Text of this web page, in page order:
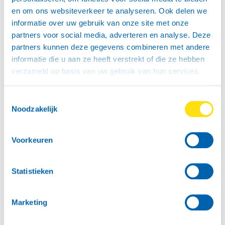
en om ons websiteverkeer te analyseren. Ook delen we
informatie over uw gebruik van onze site met onze
partners voor social media, adverteren en analyse. Deze
partners kunnen deze gegevens combineren met andere
informatie die u aan ze heeft verstrekt of die ze hebben
verzameld op basis van uw gebruik van hun services.
Noodzakelijk
Voorkeuren
Statistieken
Marketing
Met rijbewijs B:
Met een rijbewijs B mag je rijden met boedelbak van
klein en middel formaat. Soms ook met boedelbakken
van groot formaat. Hoe zit dit? Het totale gewicht van
je auto en de bak mag niet boven de 3500 kilo
uitkomen (lege gewicht + laadvermogen).
Met een rijbewijs BE mag het gecombineerde gewicht
maar let wel op de maximale trekkracht van je auto.
Geremd is veiliger, het remsysteem van de aanhanger